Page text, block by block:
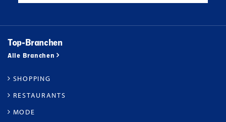
Top-Branchen
Alle Branchen
SHOPPING
RESTAURANTS
MODE